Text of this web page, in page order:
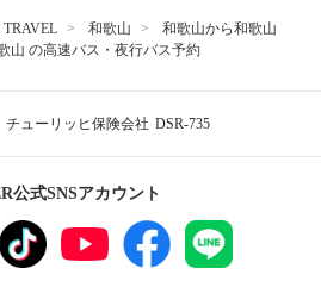
和歌山
和歌山から和歌山
山 の高速バス・夜行バス予約
チューリッヒ保険会社 DSR-735
公式SNSアカウント